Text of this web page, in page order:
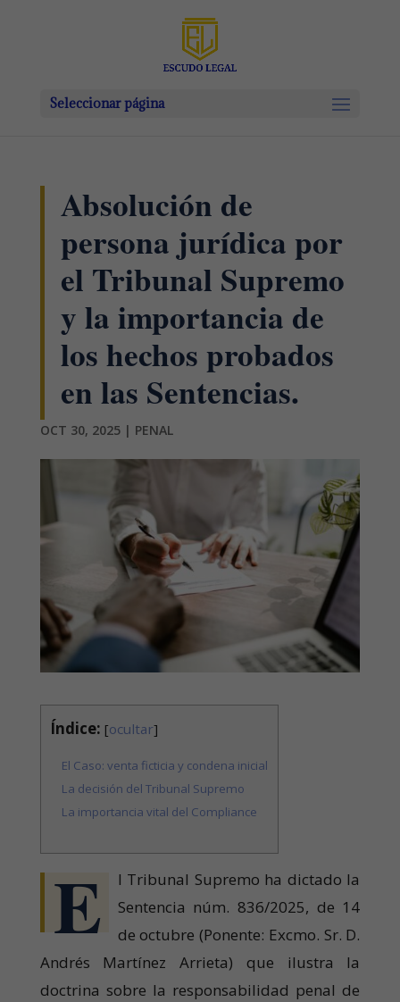
Seleccionar página
Absolución de
persona jurídica por
el Tribunal Supremo
y la importancia de
los hechos probados
en las Sentencias.
OCT 30, 2025| PENAL
Índice: [ocultar]
El Caso: venta ficticia y condena inicial
La decisión del Tribunal Supremo
La importancia vital del Compliance
E
l Tribunal Supremo ha dictado la
Sentencia núm. 836/2025, de 14
de octubre (Ponente: Excmo. Sr. D.
Andrés Martínez Arrieta) que ilustra la
doctrina sobre la responsabilidad penal de